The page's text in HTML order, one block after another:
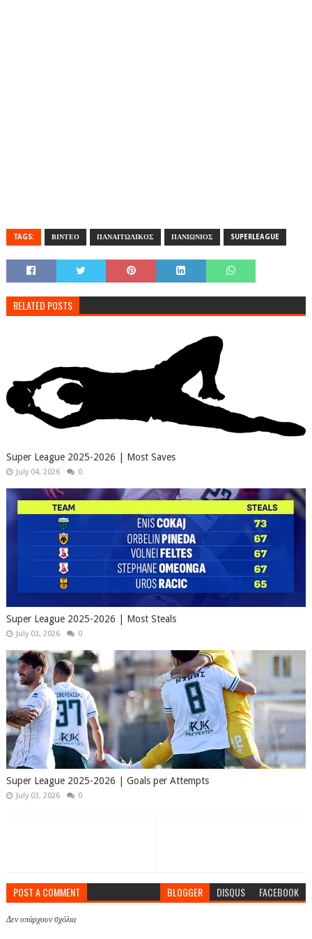
TAGS: ΒΙΝΤΕΟ ΠΑΝΑΙΤΩΛΙΚΟΣ ΠΑΝΙΩΝΙΟΣ SUPERLEAGUE
RELATED POSTS
Super League 2025-2026 | Most Saves
July 04, 2026 0
Super League 2025-2026 | Most Steals
July 03, 2026 0
Super League 2025-2026 | Goals per Attempts
July 03, 2026 0
POST A COMMENT BLOGGER DISQUS FACEBOOK
Δεν υπάρχουν σχόλια